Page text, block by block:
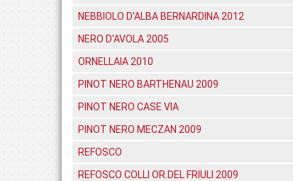
NEBBIOLO D'ALBA BERNARDINA 2012
NERO D'AVOLA 2005
ORNELLAIA 2010
PINOT NERO BARTHENAU 2009
PINOT NERO CASE VIA
PINOT NERO MECZAN 2009
REFOSCO
REFOSCO COLLI OR.DEL FRIULI 2009